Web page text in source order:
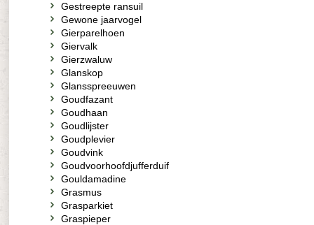
Gestreepte ransuil
Gewone jaarvogel
Gierparelhoen
Giervalk
Gierzwaluw
Glanskop
Glansspreeuwen
Goudfazant
Goudhaan
Goudlijster
Goudplevier
Goudvink
Goudvoorhoofdjufferduif
Gouldamadine
Grasmus
Grasparkiet
Graspieper